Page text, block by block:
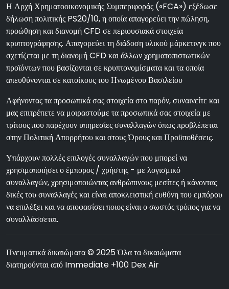
Η Αρχή Χρηματοοικονομικής Συμπεριφοράς («FCA») εξέδωσε
δήλωση πολιτικής PS20/10, η οποία απαγορεύει την πώληση,
προώθηση και διανομή CFD σε περιουσιακά στοιχεία
κρυπτογράφησης. Απαγορεύει τη διάδοση υλικού μάρκετινγκ που
σχετίζεται με τη διανομή CFD και άλλων χρηματοπιστωτικών
προϊόντων που βασίζονται σε κρυπτονομίσματα και τα οποία
απευθύνονται σε κατοίκους του Ηνωμένου Βασιλείου
Αφήνοντας τα προσωπικά σας στοιχεία στο παρόν, συναινείτε και
μας επιτρέπετε να μοιραστούμε τα προσωπικά σας στοιχεία με
τρίτους που παρέχουν υπηρεσίες συναλλαγών όπως προβλέπεται
στην Πολιτική Απορρήτου και στους Όρους και Προϋποθέσεις.
Υπάρχουν πολλές επιλογές συναλλαγών που μπορεί να
χρησιμοποιήσει ο έμπορος / χρήστης - με λογισμικό
συναλλαγών, χρησιμοποιώντας ανθρώπινους μεσίτες ή κάνοντας
δικές του συναλλαγές και είναι αποκλειστική ευθύνη του εμπόρου
να επιλέξει και να αποφασίσει ποιος είναι ο σωστός τρόπος για να
συναλλάσσεται.
Πνευματικά δικαιώματα © 2025 Όλα τα δικαιώματα
διατηρούνται από Immediate +100 Dex Air